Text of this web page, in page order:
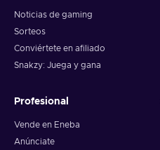
Noticias de gaming
Sorteos
Conviértete en afiliado
Snakzy: Juega y gana
Profesional
Vende en Eneba
Anúnciate